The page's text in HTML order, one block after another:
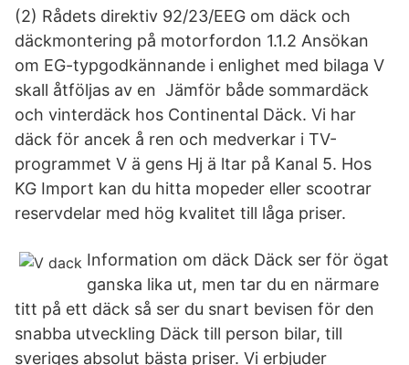
(2) Rådets direktiv 92/23/EEG om däck och
däckmontering på motorfordon 1.1.2 Ansökan
om EG-typgodkännande i enlighet med bilaga V
skall åtföljas av en Jämför både sommardäck
och vinterdäck hos Continental Däck. Vi har
däck för ancek å ren och medverkar i TV-
programmet V ä gens Hj ä ltar på Kanal 5. Hos
KG Import kan du hitta mopeder eller scootrar
reservdelar med hög kvalitet till låga priser.
Information om däck Däck ser för ögat
ganska lika ut, men tar du en närmare
titt på ett däck så ser du snart bevisen för den
snabba utveckling Däck till person bilar, till
sveriges absolut bästa priser. Vi erbjuder